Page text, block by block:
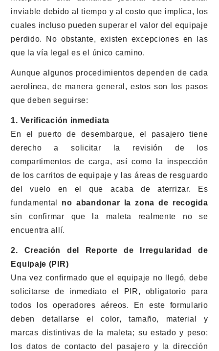
inviable debido al tiempo y al costo que implica, los
cuales incluso pueden superar el valor del equipaje
perdido. No obstante, existen excepciones en las
que la vía legal es el único camino.
Aunque algunos procedimientos dependen de cada
aerolínea, de manera general, estos son los pasos
que deben seguirse:
1. Verificación inmediata
En el puerto de desembarque, el pasajero tiene
derecho a solicitar la revisión de los
compartimentos de carga, así como la inspección
de los carritos de equipaje y las áreas de resguardo
del vuelo en el que acaba de aterrizar. Es
fundamental no abandonar la zona de recogida
sin confirmar que la maleta realmente no se
encuentra allí.
2. Creación del Reporte de Irregularidad de
Equipaje (PIR)
Una vez confirmado que el equipaje no llegó, debe
solicitarse de inmediato el PIR, obligatorio para
todos los operadores aéreos. En este formulario
deben detallarse el color, tamaño, material y
marcas distintivas de la maleta; su estado y peso;
los datos de contacto del pasajero y la dirección